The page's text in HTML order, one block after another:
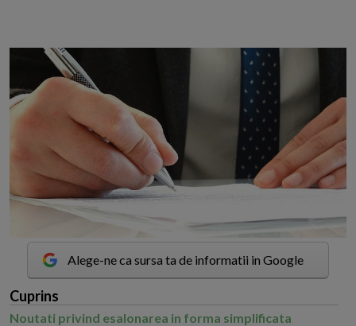
Alege-ne ca sursa ta de informatii in Google
Cuprins
Noutati privind esalonarea in forma simplificata